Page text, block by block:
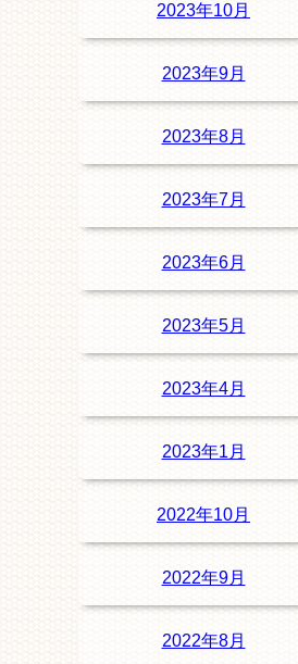
2023年10月
2023年9月
2023年8月
2023年7月
2023年6月
2023年5月
2023年4月
2023年1月
2022年10月
2022年9月
2022年8月